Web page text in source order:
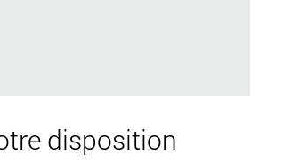
disposition